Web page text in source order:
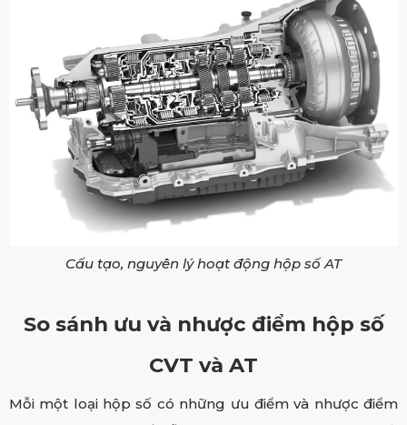
Cấu tạo, nguyên lý hoạt động hộp số AT
So sánh ưu và nhược điểm hộp số
CVT và AT
Mỗi một loại hộp số có những ưu điểm và nhược điểm